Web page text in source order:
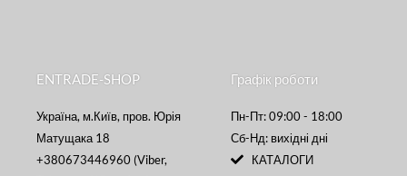
ENTRADE-SHOP
Україна, м.Київ, пров. Юрія
Матущака 18
+380673446960 (Viber,
Графік роботи
Пн-Пт: 09:00 - 18:00
Сб-Нд: вихідні дні
КАТАЛОГИ